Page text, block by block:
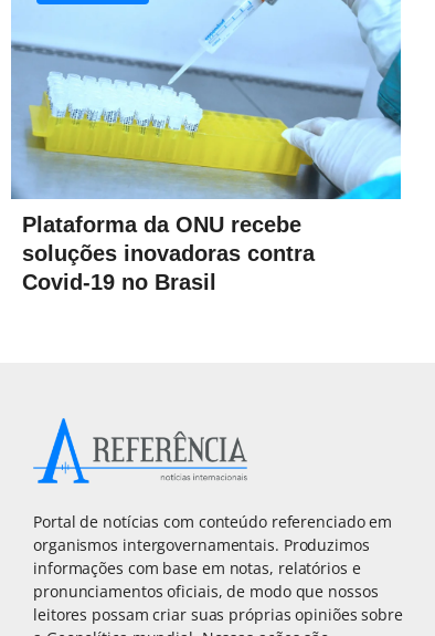
Plataforma da ONU recebe
soluções inovadoras contra
Covid-19 no Brasil
Portal de notícias com conteúdo referenciado em
organismos intergovernamentais. Produzimos
informações com base em notas, relatórios e
pronunciamentos oficiais, de modo que nossos
leitores possam criar suas próprias opiniões sobre